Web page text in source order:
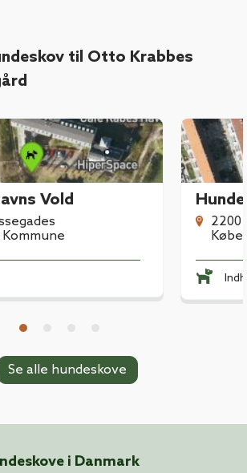
til Otto Krabbes
Vold
2200
Se alle hundeskove
i Danmark